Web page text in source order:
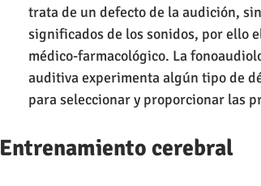
trata de un defecto de la audición,
significados de los sonidos, por ello
médico-farmacológico. La
auditiva experimenta algún tipo de
para seleccionar y proporcionar las
Entrenamiento cerebral